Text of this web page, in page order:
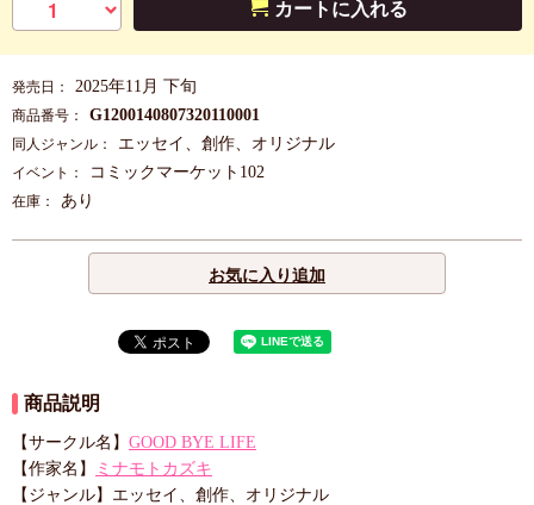
カートに入れる
発売日： 2025年11月 下旬
商品番号： G1200140807320110001
同人ジャンル： エッセイ、創作、オリジナル
イベント： コミックマーケット102
在庫： あり
お気に入り追加
商品説明
【サークル名】 GOOD BYE LIFE
【作家名】
ミナモトカズキ
【ジャンル】エッセイ、創作、オリジナル